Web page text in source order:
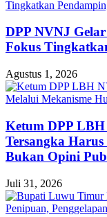
DPP NVNJ
Fokus
Agustus 1, 2026
Ketum DPP
Tersangka
Bukan Opini
Juli 31, 2026